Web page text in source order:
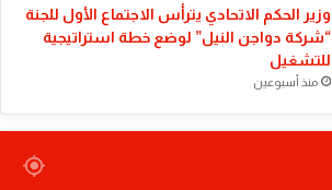
وزير الحكم الاتحادي يترأس الاجتماع الأول للجنة
“شركة دواجن النيل” لوضع خطة استراتيجية
للتشغيل
منذ أسبوعين